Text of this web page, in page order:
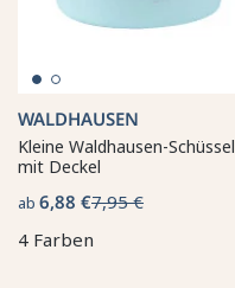
WALDHAUSEN
Kleine Waldhausen-Schüssel
mit Deckel
ab 6,88 €7,95 €
4 Farben